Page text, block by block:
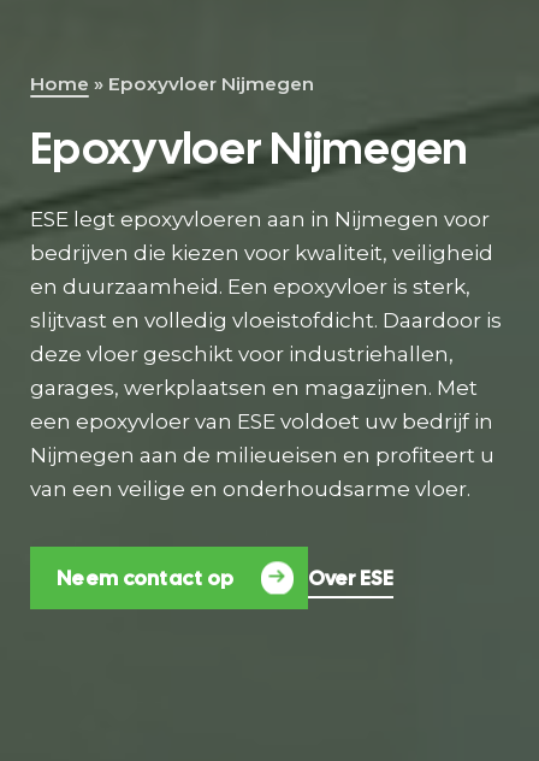
Direct contact
Home » Epoxyvloer Nijmegen
Epoxyvloer Nijmegen
ESE legt epoxyvloeren aan in Nijmegen voor
bedrijven die kiezen voor kwaliteit, veiligheid
en duurzaamheid. Een epoxyvloer is sterk,
slijtvast en volledig vloeistofdicht. Daardoor is
deze vloer geschikt voor industriehallen,
garages, werkplaatsen en magazijnen. Met
een epoxyvloer van ESE voldoet uw bedrijf in
Nijmegen aan de milieueisen en profiteert u
van een veilige en onderhoudsarme vloer.
Neem contact op Over ESE